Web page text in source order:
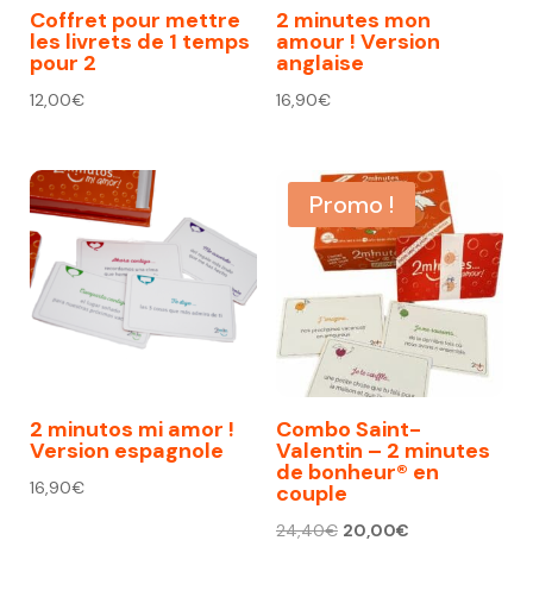
Coffret pour mettre
les livrets de 1 temps
pour 2
12,00€
2 minutes mon
amour ! Version
anglaise
16,90€
2 minutos mi amor !
Version espagnole
16,90€
Promo !
Combo Saint-
Valentin – 2 minutes
de bonheur® en
couple
24,40€ Le
20,00€Le